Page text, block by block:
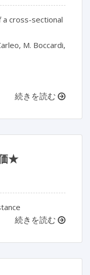
cross-sectional
M. Boccardi,
続きを読む
★
続きを読む